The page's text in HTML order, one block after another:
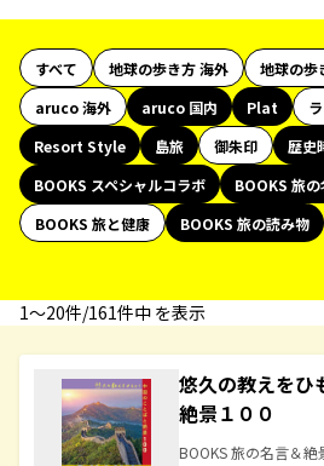
すべて 地球の歩き方 海外
地球の歩
aruco 海外
aruco 国内 Plat
Resort Style
島旅 御朱印 歴史
BOOKS スペシャルコラボ
BOOKS 旅
BOOKS 旅と健康
BOOKS 旅の読み物
1〜20件/161件中 を表示
悠久の教えをひ
絶景１００
BOOKS 旅の名言＆絶